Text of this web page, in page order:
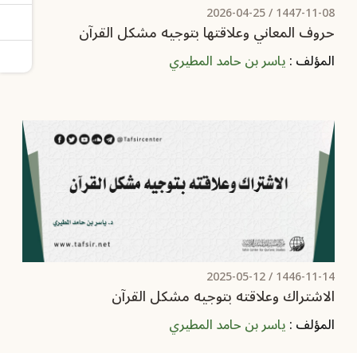
1447-11-08 /
2026-04-25
حروف المعاني وعلاقتها بتوجيه مشكل القرآن
المؤلف :ياسر بن حامد المطيري
1446-11-14 /
2025-05-12
الاشتراك وعلاقته بتوجيه مشكل القرآن
المؤلف :ياسر بن حامد المطيري